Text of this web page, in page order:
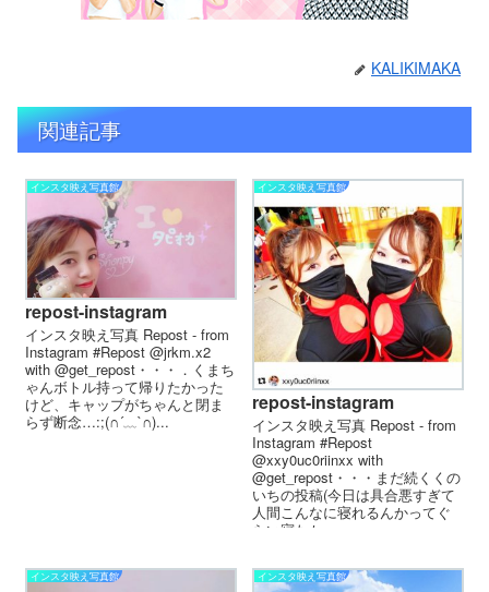
KALIKIMAKA
関連記事
インスタ映え写真館
repost-instagram
インスタ映え写真 Repost - from
Instagram #Repost @jrkm.x2
with @get_repost・・・．くまち
ゃんボトル持って帰りたかった
けど、キャップがちゃんと閉ま
らず断念…:;(∩´﹏`∩)...
インスタ映え写真館
repost-instagram
インスタ映え写真 Repost - from
Instagram #Repost
@xxy0uc0riinxx with
@get_repost・・・まだ続くくの
いちの投稿(今日は具合悪すぎて
人間こんなに寝れるんかってぐ
らい寝たか...
インスタ映え写真館 インスタ映え写真館